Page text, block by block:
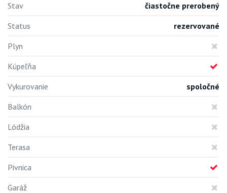
Stav
čiastočne prerobený
Status
rezervované
Plyn
Kúpeľňa
Vykurovanie
spoločné
Balkón
Lódžia
Terasa
Pivnica
Garáž